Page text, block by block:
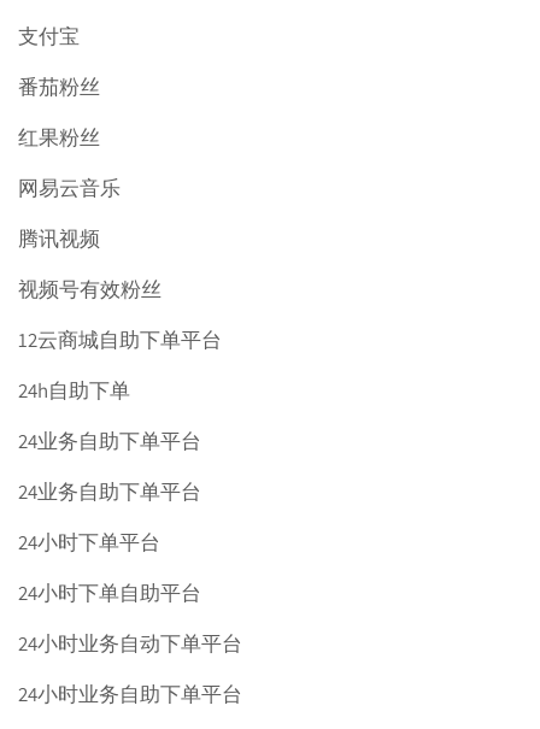
支付宝
番茄粉丝
红果粉丝
网易云音乐
腾讯视频
视频号有效粉丝
12云商城自助下单平台
24h自助下单
24业务自助下单平台
24业务自助下单平台
24小时下单平台
24小时下单自助平台
24小时业务自动下单平台
24小时业务自助下单平台